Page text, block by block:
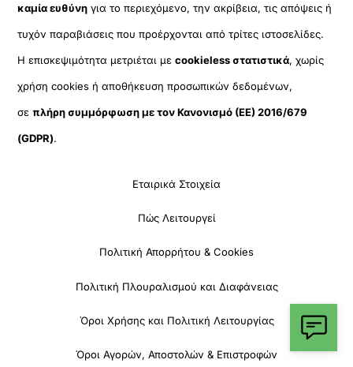
καμία ευθύνη για το περιεχόμενο, την ακρίβεια, τις απόψεις ή
τυχόν παραβιάσεις που προέρχονται από τρίτες ιστοσελίδες.
Η επισκεψιμότητα μετριέται μεcookieless στατιστικά, χωρίς
χρήση cookies ή αποθήκευση προσωπικών δεδομένων,
σεπλήρη συμμόρφωση με τον Κανονισμό (ΕΕ) 2016/679
(GDPR).
Εταιρικά Στοιχεία
Πώς Λειτουργεί
Πολιτική Απορρήτου & Cookies
Πολιτική Πλουραλισμού και Διαφάνειας
Όροι Χρήσης και Πολιτική Λειτουργίας
Όροι Αγορών, Αποστολών & Επιστροφών